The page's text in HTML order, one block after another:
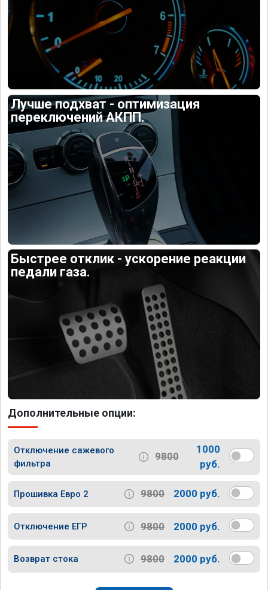
Лучше подхват - оптимизация
переключений АКПП.
Быстрее отклик - ускорение реакции
педали газа.
Дополнительные опции:
Отключение сажевого
фильтра
9800
1000
руб.
Прошивка Евро 2 9800 2000 руб.
Отключение ЕГР 9800 2000 руб.
Возврат стока 9800 2000 руб.